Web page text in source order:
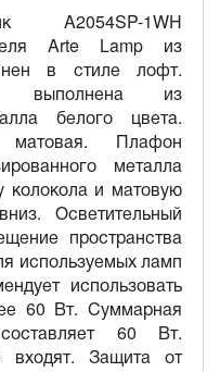
A2054SP-1WH
Arte Lamp из
в стиле лофт.
выполнена из
белого цвета.
матовая. Плафон
металла
колокола и матовую
Осветительный
пространства
используемых ламп
использовать
60 Вт. Суммарная
60 Вт.
Защита от